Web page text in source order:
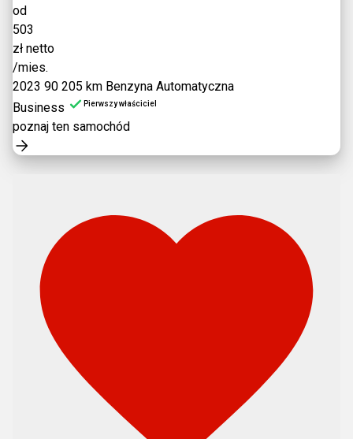
od
503
zł netto
/mies.
2023 90 205 km Benzyna Automatyczna
Business
Pierwszy właściciel
poznaj ten samochód